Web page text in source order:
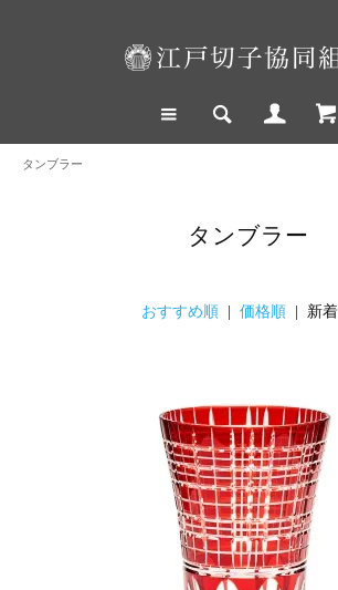
タンブラー
タンブラー
おすすめ順 価格順 | 新